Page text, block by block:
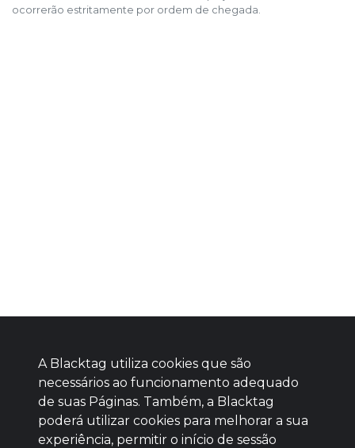
ocorrerão estritamente por ordem de chegada.
Baixe agora nosso app
A Blacktag utiliza cookies que são
necessários ao funcionamento adequado
de suas Páginas. Também, a Blacktag
poderá utilizar cookies para melhorar a sua
experiência, permitir o início de sessão